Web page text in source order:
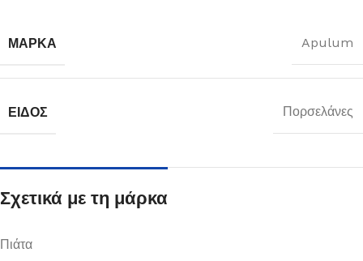
ΜΆΡΚΑ Apulum
ΕΊΔΟΣ Πορσελάνες
Σχετικά με τη μάρκα
Πιάτα